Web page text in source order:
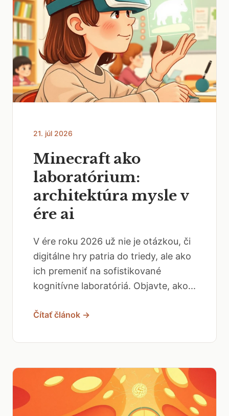
21. júl 2026
Minecraft ako
laboratórium:
architektúra mysle v
ére ai
V ére roku 2026 už nie je otázkou, či
digitálne hry patria do triedy, ale ako
ich premeniť na sofistikované
kognitívne laboratóriá. Objavte, ako...
Čítať článok →